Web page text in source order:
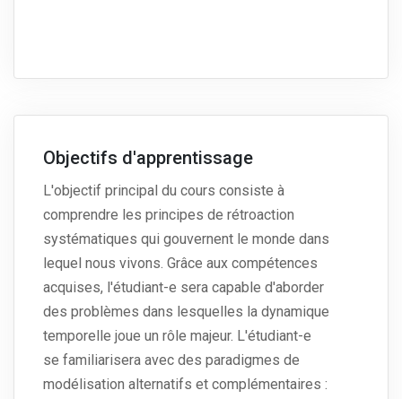
Objectifs d'apprentissage
L'objectif principal du cours consiste à
comprendre les principes de rétroaction
systématiques qui gouvernent le monde dans
lequel nous vivons. Grâce aux compétences
acquises, l'étudiant-e sera capable d'aborder
des problèmes dans lesquelles la dynamique
temporelle joue un rôle majeur. L'étudiant-e
se familiarisera avec des paradigmes de
modélisation alternatifs et complémentaires :